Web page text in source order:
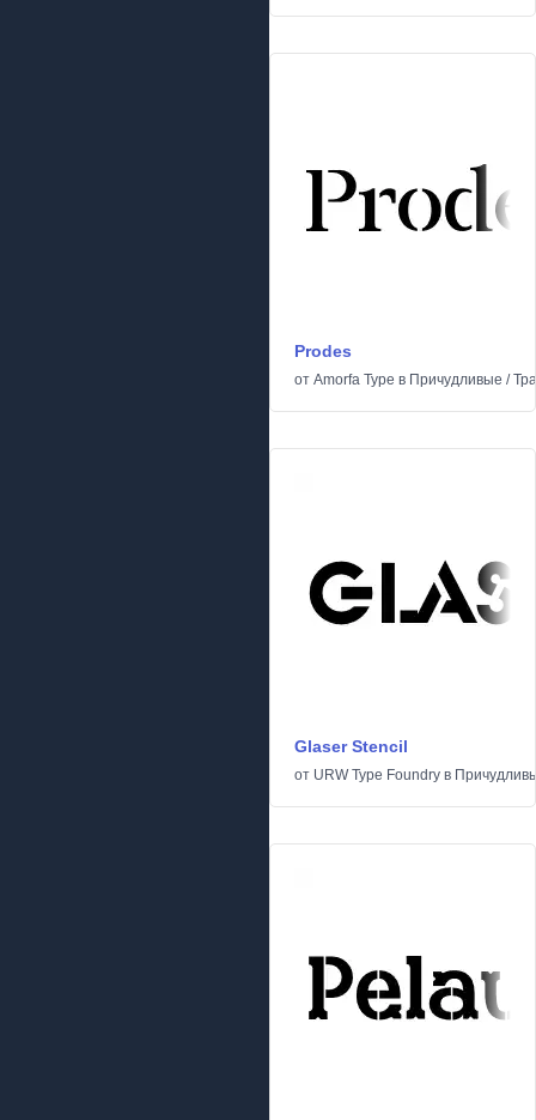
Prodes
от Amorfa Type в Причудливые /
Glaser Stencil
от URW Type Foundry в